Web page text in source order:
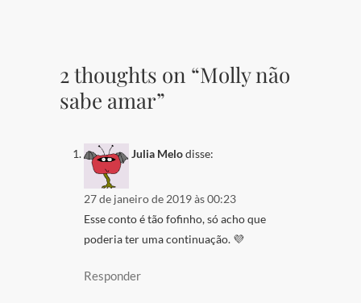
2 thoughts on “Molly não
sabe amar”
Julia Melodisse:
27 de janeiro de 2019 às 00:23
Esse conto é tão fofinho, só acho que
poderia ter uma continuação. 💜
Responder